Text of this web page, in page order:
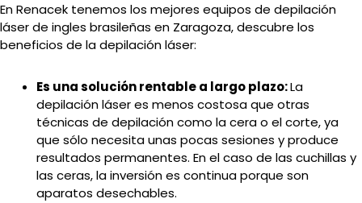
En Renacek tenemos los mejores equipos de depilación
láser de ingles brasileñas en Zaragoza, descubre los
beneficios de la depilación láser:
Es una solución rentable a largo plazo:La
depilación láser es menos costosa que otras
técnicas de depilación como la cera o el corte, ya
que sólo necesita unas pocas sesiones y produce
resultados permanentes. En el caso de las cuchillas y
las ceras, la inversión es continua porque son
aparatos desechables.